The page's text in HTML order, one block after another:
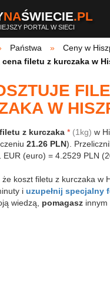
NAŚWIECIE.PL
PORTAL W SIECI
Państwa
Ceny w
filetu z kurczaka w
W
z kurczaka * (1kg) w
21.26 PLN).
EUR (euro) = 4.2529 PLN
koszt filetu z kurczaka w
i uzupełnij specjalny
wiedzą, pomagasz innym